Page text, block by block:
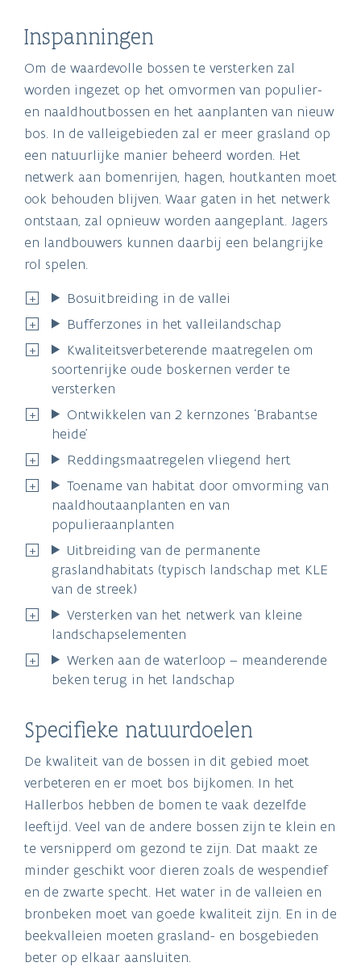
Inspanningen
Om de waardevolle bossen te versterken zal
worden ingezet op het omvormen van populier-
en naaldhoutbossen en het aanplanten van nieuw
bos. In de valleigebieden zal er meer grasland op
een natuurlijke manier beheerd worden. Het
netwerk aan bomenrijen, hagen, houtkanten moet
ook behouden blijven. Waar gaten in het netwerk
ontstaan, zal opnieuw worden aangeplant. Jagers
en landbouwers kunnen daarbij een belangrijke
rol spelen.
Bosuitbreiding in de vallei
Bufferzones in het valleilandschap
Kwaliteitsverbeterende maatregelen om
soortenrijke oude boskernen verder te
versterken
Ontwikkelen van 2 kernzones ‘Brabantse
heide’
Reddingsmaatregelen vliegend hert
Toename van habitat door omvorming van
naaldhoutaanplanten en van
populieraanplanten
Uitbreiding van de permanente
graslandhabitats (typisch landschap met KLE
van de streek)
Versterken van het netwerk van kleine
landschapselementen
Werken aan de waterloop – meanderende
beken terug in het landschap
Specifieke natuurdoelen
De kwaliteit van de bossen in dit gebied moet
verbeteren en er moet bos bijkomen. In het
Hallerbos hebben de bomen te vaak dezelfde
leeftijd. Veel van de andere bossen zijn te klein en
te versnipperd om gezond te zijn. Dat maakt ze
minder geschikt voor dieren zoals de wespendief
en de zwarte specht. Het water in de valleien en
bronbeken moet van goede kwaliteit zijn. En in de
beekvalleien moeten grasland- en bosgebieden
beter op elkaar aansluiten.